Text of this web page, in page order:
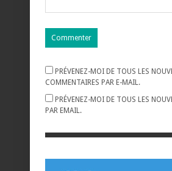
PRÉVENEZ-MOI DE TOUS LES
COMMENTAIRES PAR E-MAIL.
PRÉVENEZ-MOI DE TOUS LES
PAR EMAIL.